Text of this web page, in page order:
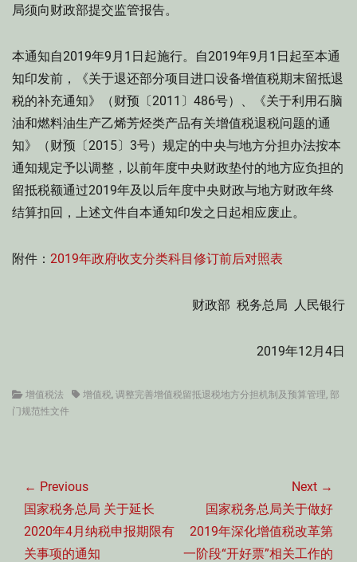
局须向财政部提交监管报告。
本通知自2019年9月1日起施行。自2019年9月1日起至本通
知印发前，《关于退还部分项目进口设备增值税期末留抵退
税的补充通知》（财预〔2011〕486号）、《关于利用石脑
油和燃料油生产乙烯芳烃类产品有关增值税退税问题的通
知》（财预〔2015〕3号）规定的中央与地方分担办法按本
通知规定予以调整，以前年度中央财政垫付的地方应负担的
留抵税额通过2019年及以后年度中央财政与地方财政年终
结算扣回，上述文件自本通知印发之日起相应废止。
附件： 2019年政府收支分类科目修订前后对照表
财政部 税务总局 人民银行
2019年12月4日
Categories
增值税法 Tags增值税, 调整完善增值税留抵退税地方分担机制及预算管理, 部
门规范性文件
章
导
航
← Previous
Previous
post:
国家税务总局 关于延长
2020年4月纳税申报期限有
关事项的通知
Next →
post:
国家税务总局关于做好
2019年深化增值税改革第
一阶段“开好票”相关工作的